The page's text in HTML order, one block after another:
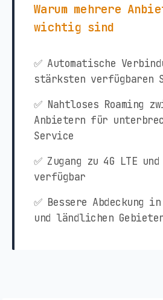
Warum mehrere
wichtig sind
✅ Automatische
stärksten verfügbaren
✅ Nahtloses Roaming
Anbietern für
Service
✅ Zugang zu 4G LTE
verfügbar
✅ Bessere Abdeckung
und ländlichen